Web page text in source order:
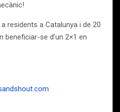
residents a Catalunya i de 20
se d’un 2×1 en